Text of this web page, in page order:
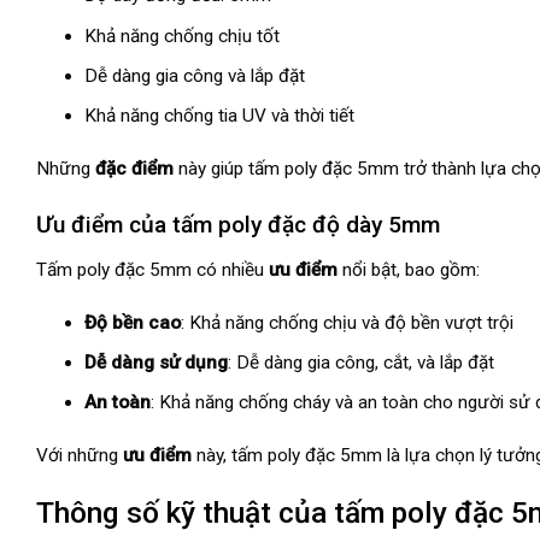
Khả năng chống chịu tốt
Dễ dàng gia công và lắp đặt
Khả năng chống tia UV và thời tiết
Những đặc điểm này giúp tấm poly đặc 5mm trở thành lựa
Ưu điểm của tấm poly đặc độ dày 5mm
Tấm poly đặc 5mm có nhiều ưu điểm nổi bật, bao gồm:
Độ bền cao: Khả năng chống chịu và độ bền vượt trội
Dễ dàng sử dụng: Dễ dàng gia công, cắt, và lắp đặt
An toàn: Khả năng chống cháy và an toàn cho người sử
Với những ưu điểm này, tấm poly đặc 5mm là lựa chọn lý
Thông số kỹ thuật của tấm poly đặc